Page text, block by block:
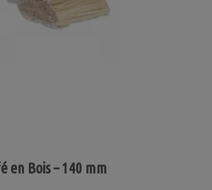
en Bois – 140 mm